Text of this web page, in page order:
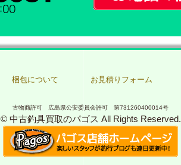
梱包について お見積りフォーム
古物商許可 広島県公安委員会許可 第731260400014号
© 中古釣具買取のパゴス All Rights Reserved.